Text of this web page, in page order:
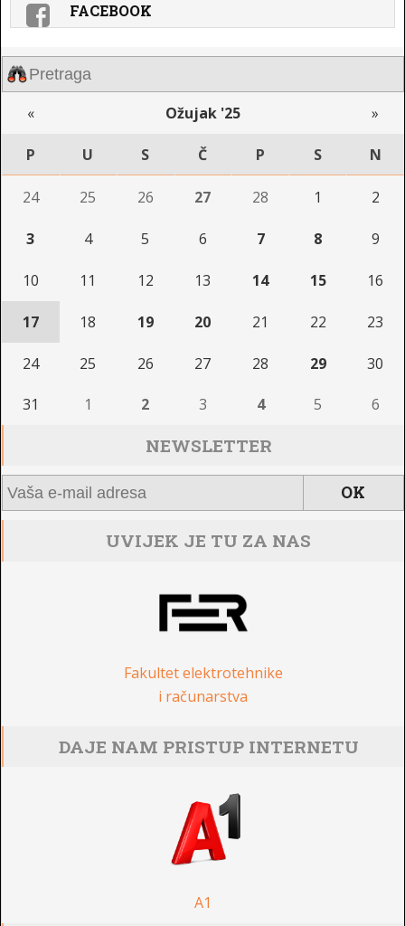
FACEBOOK
« Ožujak '25 »
P U S Č P S N
24 25 26 27 28 1 2
3 4 5 6 7 8 9
10 11 12 13 14 15 16
17 18 19 20 21 22 23
24 25 26 27 28 29 30
31 1 2 3 4 5 6
NEWSLETTER
UVIJEK JE TU ZA NAS
Fakultet elektrotehnike
i računarstva
DAJE NAM PRISTUP INTERNETU
A1